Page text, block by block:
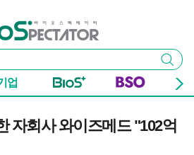
스펙테이터
검색
업
자회사 와이즈메드 "102억